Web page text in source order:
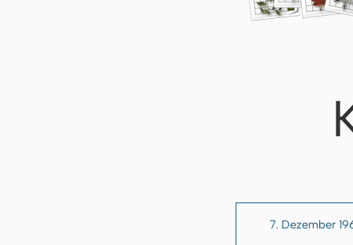
7. Dezember